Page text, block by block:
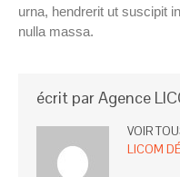
urna, hendrerit ut suscipit
nulla massa.
écrit parAgence
VOIR
LICOM